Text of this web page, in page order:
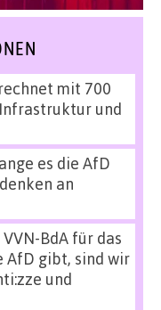
mit 700
und
es die AfD
an
BdA für das
AfD gibt, sind wir
und